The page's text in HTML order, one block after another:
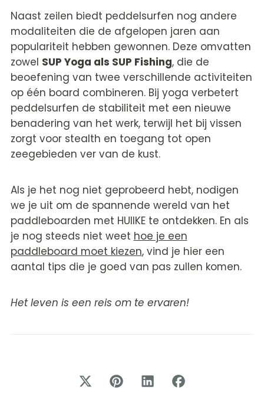
Naast zeilen biedt peddelsurfen nog andere
modaliteiten die de afgelopen jaren aan
populariteit hebben gewonnen. Deze omvatten
zowel SUP Yoga als SUP Fishing, die de
beoefening van twee verschillende activiteiten
op één board combineren. Bij yoga verbetert
peddelsurfen de stabiliteit met een nieuwe
benadering van het werk, terwijl het bij vissen
zorgt voor stealth en toegang tot open
zeegebieden ver van de kust.
Als je het nog niet geprobeerd hebt, nodigen
we je uit om de spannende wereld van het
paddleboarden met HUIIKE te ontdekken. En als
je nog steeds niet weet hoe je een
paddleboard moet kiezen, vind je hier een
aantal tips die je goed van pas zullen komen.
Het leven is een reis om te ervaren!